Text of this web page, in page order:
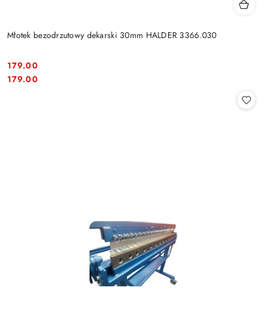
Młotek bezodrzutowy dekarski 30mm HALDER 3366.030
Cena:
179.00
Cena:
179.00